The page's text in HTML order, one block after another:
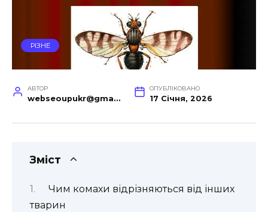
РІЗНЕ
АВТОР
webseoupukr@gmail.com
ОПУБЛІКОВАНО
17 Січня, 2026
Зміст
Чим комахи відрізняються від інших
тварин